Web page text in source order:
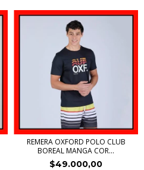
REMERA OXFORD POLO CLUB
BOREAL MANGA COR...
$49.000,00